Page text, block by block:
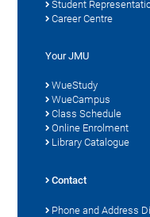
Student
Career Centre
Your JMU
WueStudy
WueCampus
Class Schedule
Online Enrolment
Library Catalogue
Contact
Phone and Address